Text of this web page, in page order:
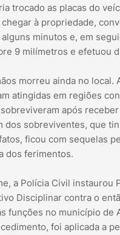
trocado as placas do
à propriedade,
minutos e, em
9 milímetros e efetuou
morreu ainda no local.
atingidas em regiões
após
dos sobreviventes, que
ficou com sequelas
dos ferimentos.
a Polícia Civil instaurou
Disciplinar contra o
funções no município de
foi aplicada a